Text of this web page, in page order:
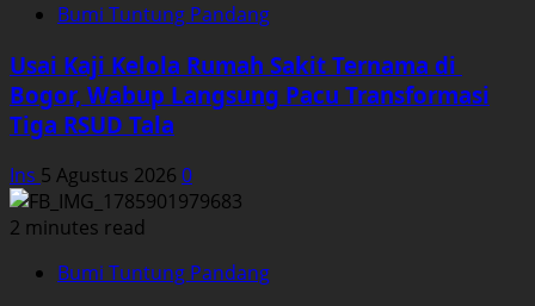
Bumi Tuntung Pandang
Usai Kaji Kelola Rumah Sakit Ternama di
Bogor, Wabup Langsung Pacu Transformasi
Tiga RSUD Tala
Ins 5 Agustus 2026 0
2 minutes read
Bumi Tuntung Pandang